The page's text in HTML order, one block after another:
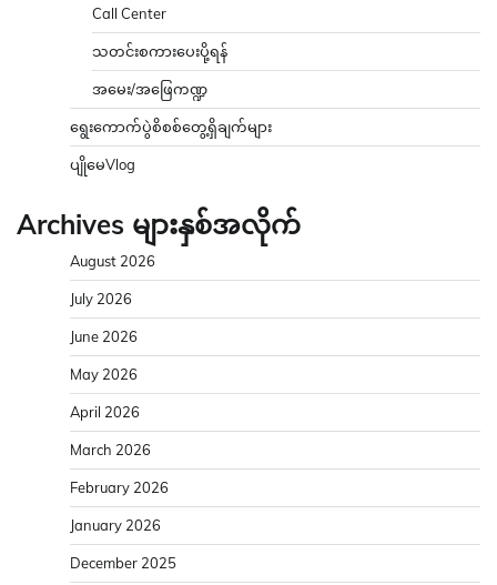
Call Center
သတင်းစကားပေးပို့ရန်
အမေး/အဖြေကဏ္ဍ
ရွေးကောက်ပွဲစိစစ်တွေ့ရှိချက်များ
ပျိုမေVlog
Archives များနှစ်အလိုက်
August 2026
July 2026
June 2026
May 2026
April 2026
March 2026
February 2026
January 2026
December 2025